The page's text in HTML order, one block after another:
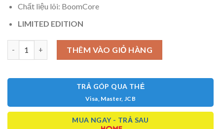
Chất liệu lõi: BoomCore
LIMITED EDITION
Vợt Pickleball Selkirk Boomstik Regal (Limited Edition) số lượng
THÊM VÀO GIỎ HÀNG
TRẢ GÓP QUA THẺ
Visa, Master, JCB
MUA NGAY - TRẢ SAU